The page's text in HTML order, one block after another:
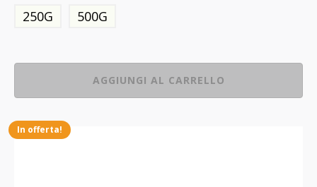
250G
500G
AGGIUNGI AL CARRELLO
In offerta!